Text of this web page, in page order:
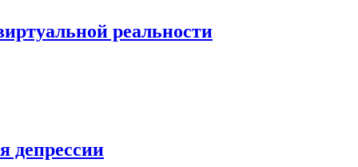
реальности
депрессии